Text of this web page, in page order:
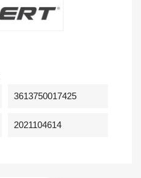
3613750017425
2021104614